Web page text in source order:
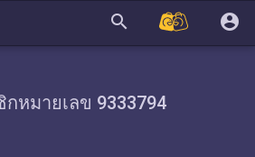
search account_circle
กหมายเลข 9333794